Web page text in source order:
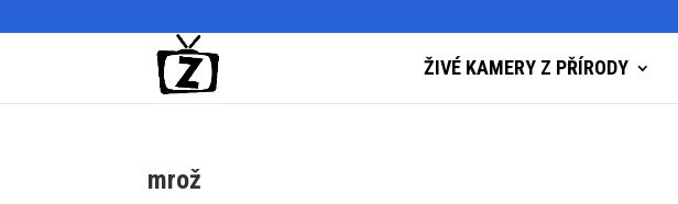
ŽIVÉ KAMERY Z PŘÍRODY
mrož